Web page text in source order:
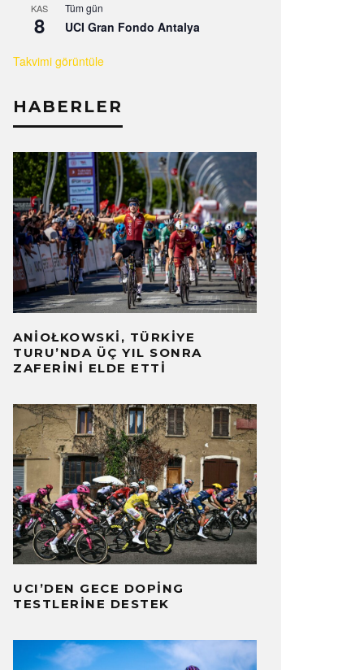
KAS
8
Tüm gün
UCI Gran Fondo Antalya
Takvimi görüntüle
HABERLER
ANIOŁKOWSKI, TÜRKIYE
TURU’NDA ÜÇ YIL SONRA
ZAFERINI ELDE ETTI
UCI’DEN GECE DOPING
TESTLERINE DESTEK